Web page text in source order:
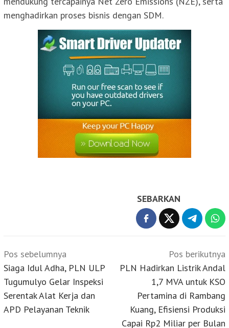
menghadirkan proses bisnis dengan SDM.
SEBARKAN
Navigasi
pos
Pos sebelumnya
Siaga Idul Adha, PLN ULP
Tugumulyo Gelar Inspeksi
Serentak Alat Kerja dan
APD Pelayanan Teknik
Pos berikutnya
PLN Hadirkan Listrik Andal
1,7 MVA untuk KSO
Pertamina di Rambang
Kuang, Efisiensi Produksi
Capai Rp2 Miliar per Bulan